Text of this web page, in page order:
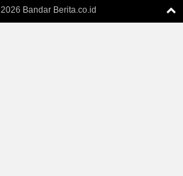
2026 Bandar Berita.co.id